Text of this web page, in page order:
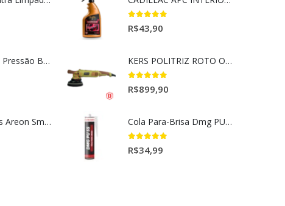
Lavadora Alta Pressão Bateria 18v 1bat 3a Makita Dhw180zc
Aromatizantes Areon Smile Black Crystal (1un)
5.00
R$43,90
KERS POLITRIZ ROTO ORBITAL 15MM GOLD 127V l
5.00
R$899,90
Cola Para-Brisa Dmg PU55 Secagem Rápida (400gr)
5.00
R$34,99